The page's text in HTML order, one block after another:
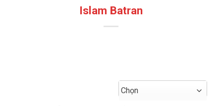
Islam Batran
Chọn